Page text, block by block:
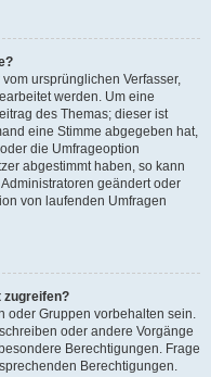
ursprünglichen Verfasser,
werden. Um eine
des Themas; dieser ist
eine Stimme abgegeben hat,
die Umfrageoption
abgestimmt haben, so kann
geändert oder
von laufenden Umfragen
zugreifen?
oder Gruppen vorbehalten sein.
oder andere Vorgänge
Berechtigungen. Frage
Berechtigungen.